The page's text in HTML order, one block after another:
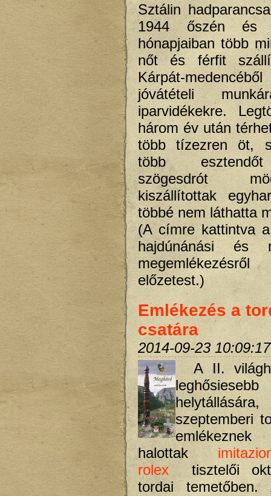
Sztálin
1944 őszén és
hónapjaiban több
nőt és férfit
Kárpát-
jóvátételi
iparvidékekre.
három év után
több tízezren öt,
több
szögesdrót
kiszállítottak
többé nem láthatta
(A címre kattintva
hajdúnánási és
megemlékezésről
előzetest.)
Emlékezés a
csatára
2014-09-23 10:09:17
A II.
szeptemberi
halottak
rolex tisztelői
tordai temetőben.